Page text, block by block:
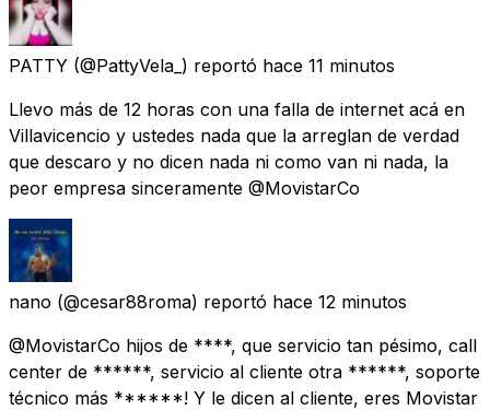
PATTY (@PattyVela_) reportó hace 11 minutos
Llevo más de 12 horas con una falla de internet acá en
Villavicencio y ustedes nada que la arreglan de verdad
que descaro y no dicen nada ni como van ni nada, la
peor empresa sinceramente @MovistarCo
nano (@cesar88roma) reportó hace 12 minutos
@MovistarCo hijos de ****, que servicio tan pésimo, call
center de ******, servicio al cliente otra ******, soporte
técnico más ******! Y le dicen al cliente, eres Movistar